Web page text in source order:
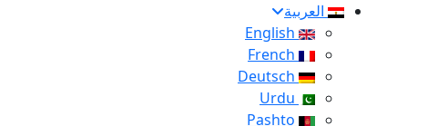
العربية